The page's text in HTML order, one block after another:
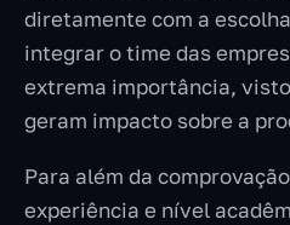
diretamente com a
integrar o time das
extrema importância,
geram impacto sobre a
Para além da
experiência e nível